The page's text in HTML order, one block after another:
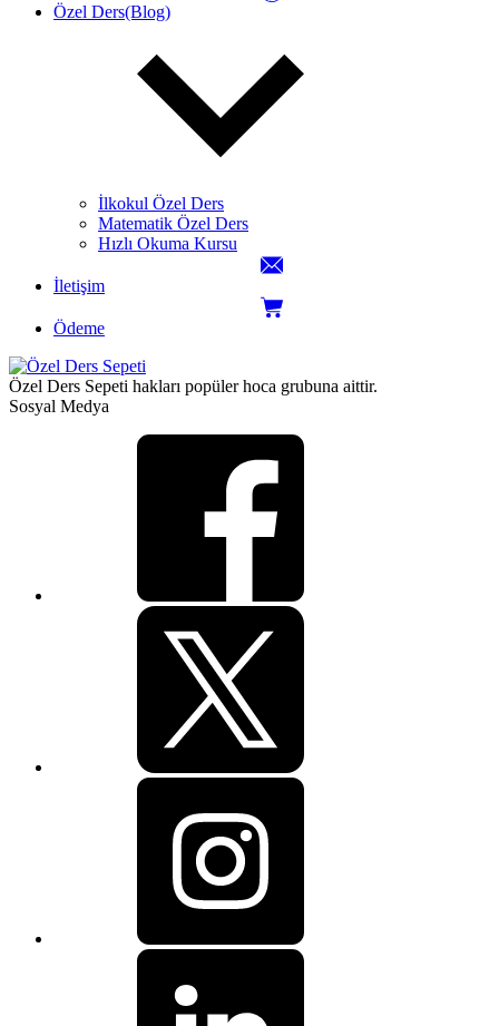
Özel Ders(Blog)
İlkokul Özel Ders
Matematik Özel Ders
Hızlı Okuma Kursu
İletişim
Ödeme
Özel Ders Sepeti hakları popüler hoca grubuna aittir.
Sosyal Medya